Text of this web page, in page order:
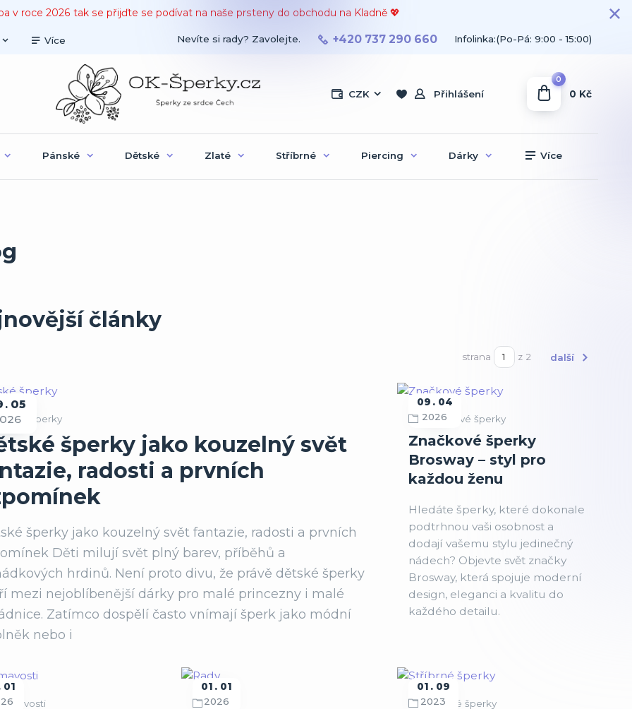
v roce 2026 tak se přijďte se podívat na naše prsteny do obchodu na Kladně 💖
Více
CZK Přihlášení
Nevíte si rady? Zavolejte. +420 737 290 660 Infolinka:(Po-Pá: 9:00 - 15:00)
0
0 Kč
Pánské Dětské Zlaté Stříbrné Piercing Dárky Více
články
strana z 2 další
šperky jako kouzelný svět
radosti a prvních
05
šperky
šperky jako kouzelný svět fantazie, radosti a prvních
Děti milují svět plný barev, příběhů a
hrdinů. Není proto divu, že právě dětské šperky
mezi nejoblíbenější dárky pro malé princezny i malé
Zatímco dospělí často vnímají šperk jako módní
nebo i
Značkové šperky
Brosway – styl pro
každou ženu
09
04
2026
Značkové šperky
Hledáte šperky, které dokonale
podtrhnou vaši osobnost a
dodají vašemu stylu jedinečný
nádech? Objevte svět značky
Brosway, která spojuje moderní
design, eleganci a kvalitu do
každého detailu.
01
01
01
2026
Rady
01
09
2023
Stříbrné šperky